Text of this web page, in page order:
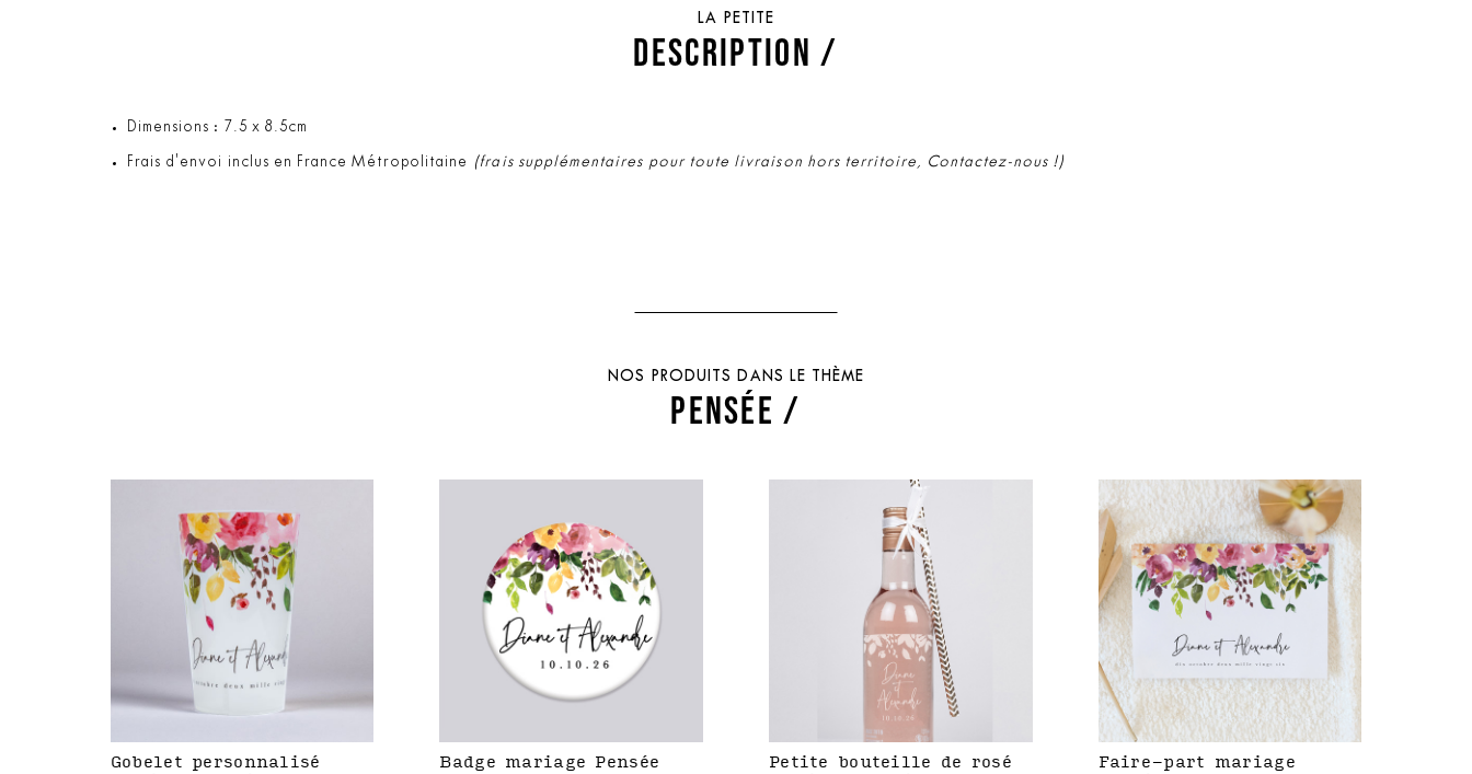
LA PETITE
DESCRIPTION /
Dimensions : 7.5 x 8.5cm
Frais d'envoi inclus en France Métropolitaine (frais supplémentaires pour toute livraison hors territoire, Contactez-nous !)
NOS PRODUITS DANS LE THÈME
PENSÉE /
Gobelet personnalisé
Badge mariage Pensée
Petite bouteille de rosé
Faire-part mariage